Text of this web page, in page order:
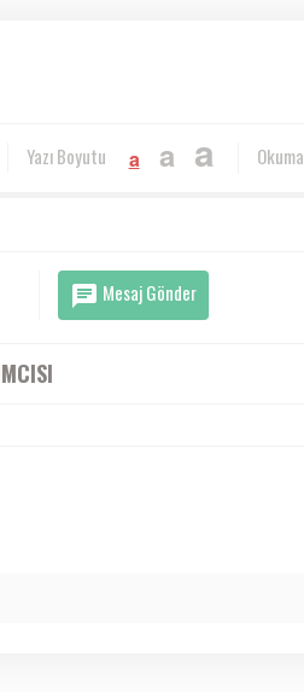
Yazı Boyutu a a a
Mesaj Gönder